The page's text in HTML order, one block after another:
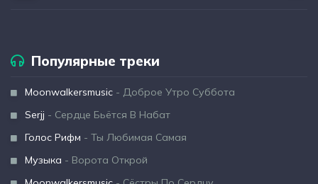
Популярные треки
Moonwalkersmusic - Доброе Утро Суббота
Serjj - Сердце Бьётся В Набат
Голос Рифм - Ты Любимая Самая
Музыка - Ворота Открой